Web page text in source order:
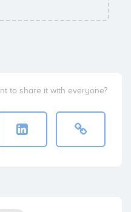
to share it with everyone?